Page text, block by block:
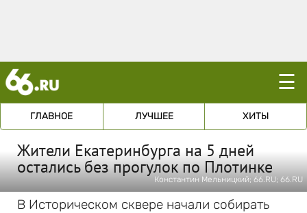
☰
ГЛАВНОЕ ЛУЧШЕЕ ХИТЫ
Жители Екатеринбурга на 5 дней
остались без прогулок по Плотинке
Константин Мельницкий; 66.RU; 66.RU
В Историческом сквере начали собирать